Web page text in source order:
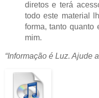
diretos e terá
todo este material
forma, tanto quanto
mim.
“Informação é Luz. Ajude